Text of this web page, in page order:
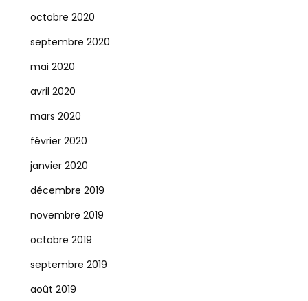
octobre 2020
septembre 2020
mai 2020
avril 2020
mars 2020
février 2020
janvier 2020
décembre 2019
novembre 2019
octobre 2019
septembre 2019
août 2019